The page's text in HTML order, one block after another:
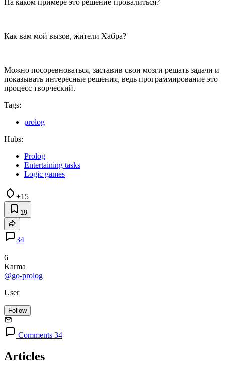
Как вам мой вызов, жители Хабра?
Можно посоревноваться, заставив свои мозги решать задачи и
показывать интересные решения, ведь программирование это
процесс творческий.
Tags:
prolog
Hubs:
Prolog
Entertaining tasks
Logic games
+15
19
34
6
Karma
@go-prolog
User
Follow
Comments 34
Articles